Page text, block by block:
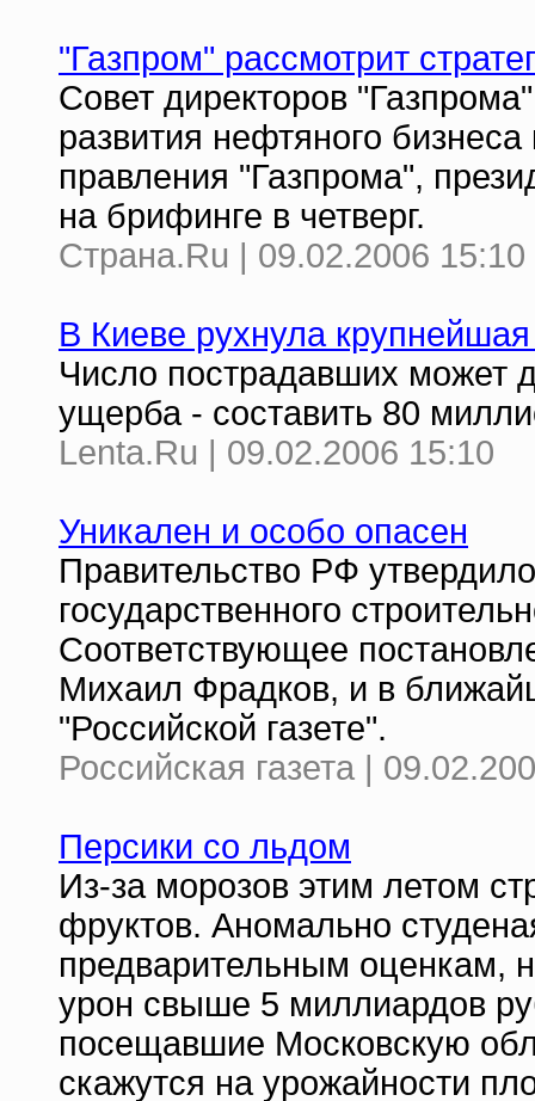
"Газпром" рассмотрит
Совет директоров
развития нефтяного
правления "Газпрома",
на брифинге в четверг.
Страна.Ru | 09.02.2006 15:10
В Киеве рухнула
Число пострадавших может
ущерба - составить 80
Lenta.Ru | 09.02.2006 15:10
Уникален и особо опасен
Правительство РФ
государственного
Соответствующее
Михаил Фрадков, и в
"Российской газете".
Российская газета |
Персики со льдом
Из-за морозов этим летом
фруктов. Аномально
предварительным оценкам,
урон свыше 5 миллиардов
посещавшие Московскую
скажутся на урожайности